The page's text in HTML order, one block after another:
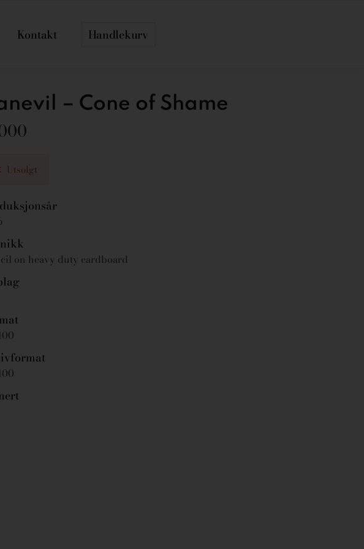
Kontakt Handlekurv
– Cone of Shame
Utsolgt
on heavy duty cardboard